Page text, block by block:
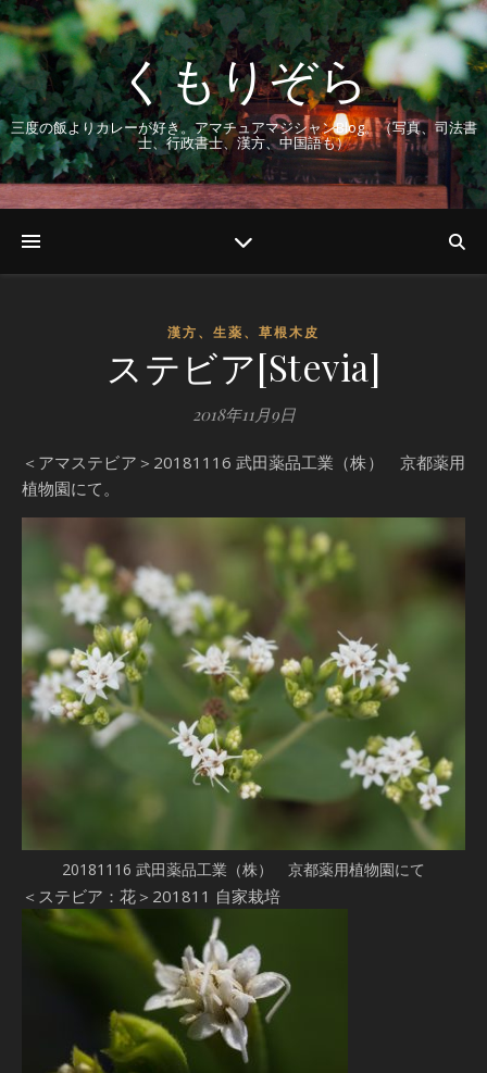
くもりぞら
三度の飯よりカレーが好き。アマチュアマジシャンBlog。（写真、司法書
士、行政書士、漢方、中国語も）
漢方、生薬、草根木皮
ステビア[Stevia]
2018年11月9日
＜アマステビア＞20181116 武田薬品工業（株） 京都薬用
植物園にて。
20181116 武田薬品工業（株） 京都薬用植物園にて
＜ステビア：花＞201811 自家栽培